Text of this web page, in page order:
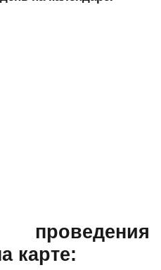
карте: